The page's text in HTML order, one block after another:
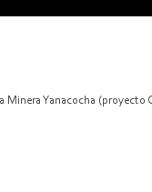
Minera Yanacocha